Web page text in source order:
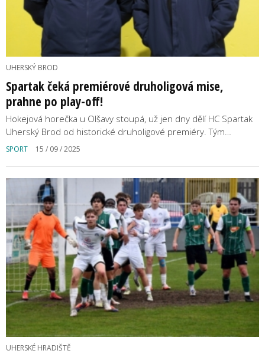
UHERSKÝ BROD
Spartak čeká premiérové druholigová mise,
prahne po play-off!
Hokejová horečka u Olšavy stoupá, už jen dny dělí HC Spartak
Uherský Brod od historické druholigové premiéry. Tým…
SPORT 15 / 09 / 2025
UHERSKÉ HRADIŠTĚ